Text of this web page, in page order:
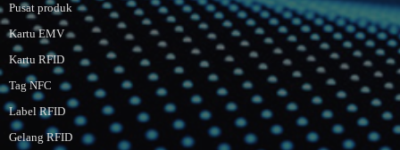
Pusat produk
Kartu EMV
Kartu RFID
Tag NFC
Label RFID
Gelang RFID